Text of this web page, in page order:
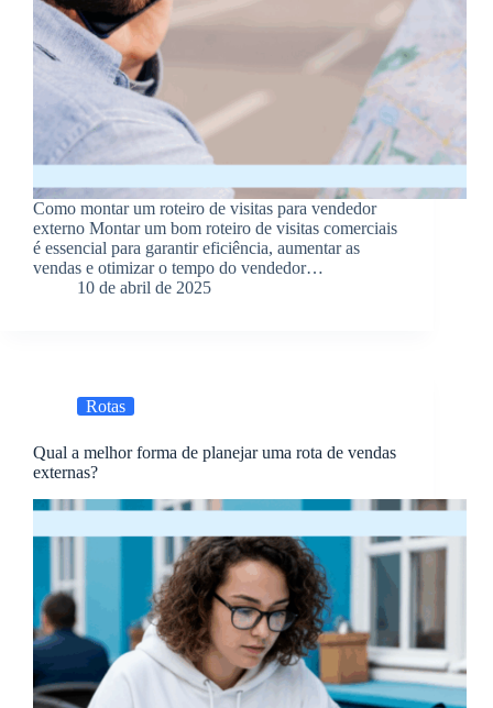
Como montar um roteiro de visitas para vendedor
externo Montar um bom roteiro de visitas comerciais
é essencial para garantir eficiência, aumentar as
vendas e otimizar o tempo do vendedor…
10 de abril de 2025
Rotas
Qual a melhor forma de planejar uma rota de vendas
externas?